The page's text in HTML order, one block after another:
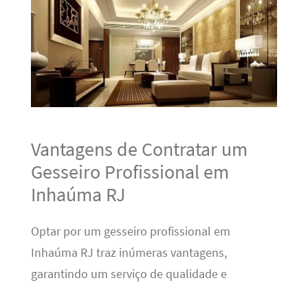
Vantagens de Contratar um
Gesseiro Profissional em
Inhaúma RJ
Optar por um gesseiro profissional em
Inhaúma RJ traz inúmeras vantagens,
garantindo um serviço de qualidade e